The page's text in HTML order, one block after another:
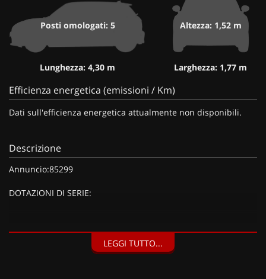
Posti omologati: 5
Lunghezza: 4,30 m
Altezza: 1,52 m
Larghezza: 1,77 m
Efficienza energetica (emissioni / Km)
Dati sull'efficienza energetica attualmente non disponibili.
Descrizione
Annuncio:85299
DOTAZIONI DI SERIE:
Pack Navigation, Pack Access, Pack Navigation & Access (720
LEGGI TUTTO...